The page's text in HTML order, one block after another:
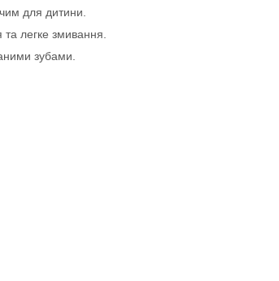
для дитини.
легке змивання.
зубами.